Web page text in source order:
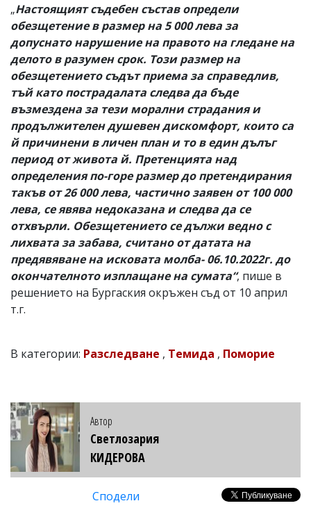
„Настоящият съдебен състав определи
обезщетение в размер на 5 000 лева за
допуснато нарушение на правото на гледане на
делото в разумен срок. Този размер на
обезщетението съдът приема за справедлив,
тъй като пострадалата следва да бъде
възмездена за тези морални страдания и
продължителен душевен дискомфорт, които са
й причинени в личен план и то в един дълъг
период от живота й. Претенцията над
определения по-горе размер до претендирания
такъв от 26 000 лева, частично заявен от 100 000
лева, се явява недоказана и следва да се
отхвърли. Обезщетението се дължи ведно с
лихвата за забава, считано от датата на
предявяване на исковата молба- 06.10.2022г. до
окончателното изплащане на сумата“, пише в
решението на Бургаския окръжен съд от 10 април
т.г.
В категории: Разследване , Темида , Поморие
Автор
Светлозария
КИДЕРОВА
Сподели